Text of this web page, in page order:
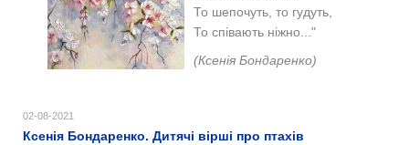
То шепочуть, то гудуть,
То співають ніжно..."
(Ксенія Бондаренко)
02-08-2021
Ксенія Бондаренко. Дитячі вірші про птахів